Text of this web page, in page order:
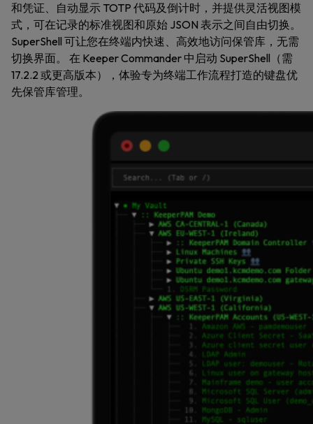
和凭证、自动显示 TOTP 代码及倒计时，并提供灵活视图模
式，可在记录的标准视图和原始 JSON 表示之间自由切换。
SuperShell 可让您在终端内快速、高效地访问保管库，无需
切换界面。 在 Keeper Commander 中启动 SuperShell（需
17.2.2 或更高版本），体验专为终端工作流程打造的键盘优
先保管库管理。